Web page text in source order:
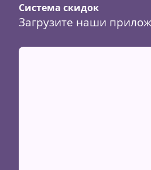
Система скидок
Загрузите наши